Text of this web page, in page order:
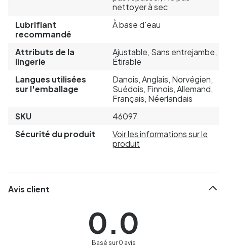
nettoyer à sec
Lubrifiant
recommandé
À base d'eau
Attributs de la
lingerie
Ajustable, Sans entrejambe,
Étirable
Langues utilisées
sur l'emballage
Danois, Anglais, Norvégien,
Suédois, Finnois, Allemand,
Français, Néerlandais
SKU
46097
Sécurité du produit
Voir les informations sur le
produit
Avis client
0.0
Basé sur 0 avis